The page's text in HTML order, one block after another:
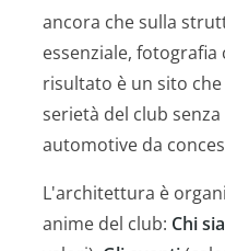
ancora che sulla
essenziale,
risultato è un sito
serietà del club
automotive da
L'architettura è
anime del club: Chi